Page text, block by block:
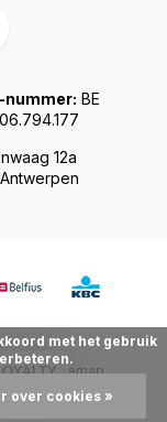
12a
nummer: BE
Sitemap
met het gebruik
over cookies »